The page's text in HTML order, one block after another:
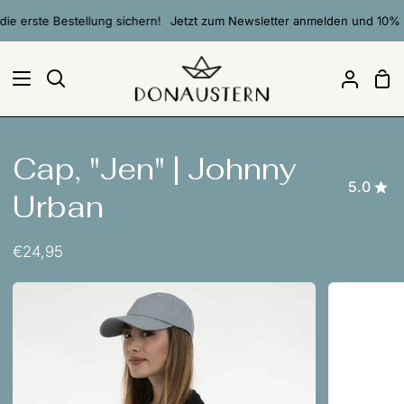
erste Bestellung sichern! Jetzt zum Newsletter anmelden und 10%
Suchen
Mein
Cap, "Jen" | Johnny
Urban
5.0
€24,95